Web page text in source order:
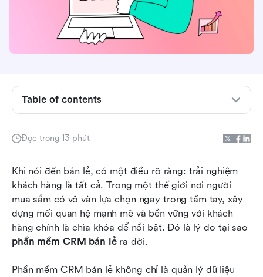
Đọc trong 13 phút
Khi nói đến bán lẻ, có một điều rõ ràng: trải nghiệm
khách hàng là tất cả. Trong một thế giới nơi người
mua sắm có vô vàn lựa chọn ngay trong tầm tay, xây
dựng mối quan hệ mạnh mẽ và bền vững với khách
phần mềm CRM bán lẻ ra đời.
Phần mềm CRM bán lẻ không chỉ là quản lý dữ liệu
Table of contents
Phần mềm CRM bán lẻ là gì và tại sao nó lại
quan trọng?
Top 10 phần mềm CRM bán lẻ năm 2026
Làm thế nào để chọn phần mềm CRM bán lẻ tốt
nhất cho doanh nghiệp của bạn
Lợi ích của việc sử dụng phần mềm CRM bán lẻ
bán lẻ của bạn